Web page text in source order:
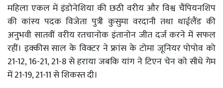
महिला एकल में इंडोनेशिया की छठी वरीय और विश्व चैंपियनशिप
की कांस्य पदक विजेता पुत्री कुसुमा वरदानी तथा थाईलैंड की
अनुभवी सातवीं वरीय रतचानोक इंतानोन जीत दर्ज करने में सफल
रहीं। इक्कीस साल के विक्टर ने फ्रांस के टोमा जूनियर पोपोव को
21-12, 16-21, 21-8 से हराया जबकि यांग ने टिएन चेन को सीधे गेम
में 21-19, 21-11 से शिकस्त दी।